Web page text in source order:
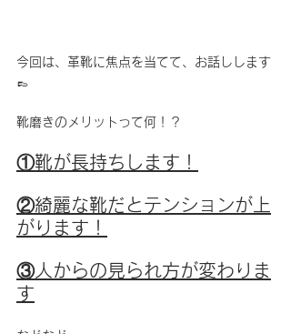
今回は、革靴に焦点を当てて、お話しします
👞
靴磨きのメリットって何！？
①靴が長持ちします！
②綺麗な靴だとテンションが上
がります！
③人からの見られ方が変わりま
す